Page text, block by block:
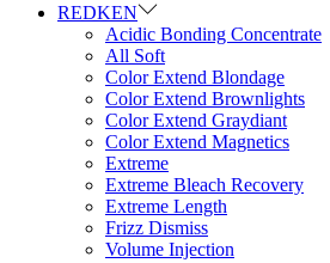
REDKEN
Acidic Bonding Concentrate
All Soft
Color Extend Blondage
Color Extend Brownlights
Color Extend Graydiant
Color Extend Magnetics
Extreme
Extreme Bleach Recovery
Extreme Length
Frizz Dismiss
Volume Injection